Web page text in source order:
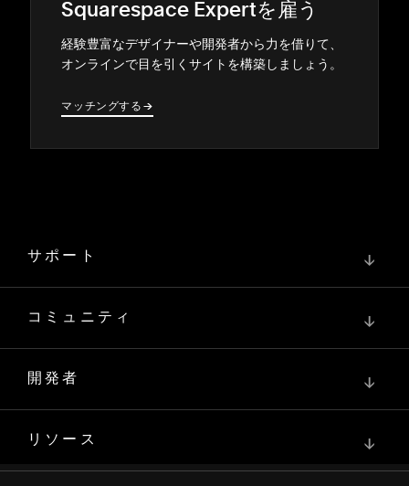
Squarespace Expertを雇う
経験豊富なデザイナ⁠ーや開発者から力を借りて⁠、
オンラインで目を引くサイトを構築しまし⁠ょう⁠。
マ⁠ッチングする →
→
サポート ↓
コミュニティ ↓
開発者 ↓
リソース ↓